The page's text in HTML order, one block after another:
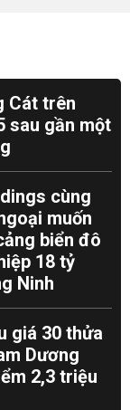
Cát trên
sau gần một
cùng
muốn
biển đô
18 tỷ
Ninh
giá 30 thửa
Dương
2,3 triệu